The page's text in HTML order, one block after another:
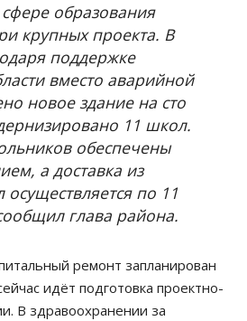
образования
крупных проекта. В
поддержке
вместо аварийной
новое здание на сто
11 школ.
обеспечены
а доставка из
осуществляется по 11
глава района.
ремонт запланирован
идёт подготовка проектно-
В здравоохранении за